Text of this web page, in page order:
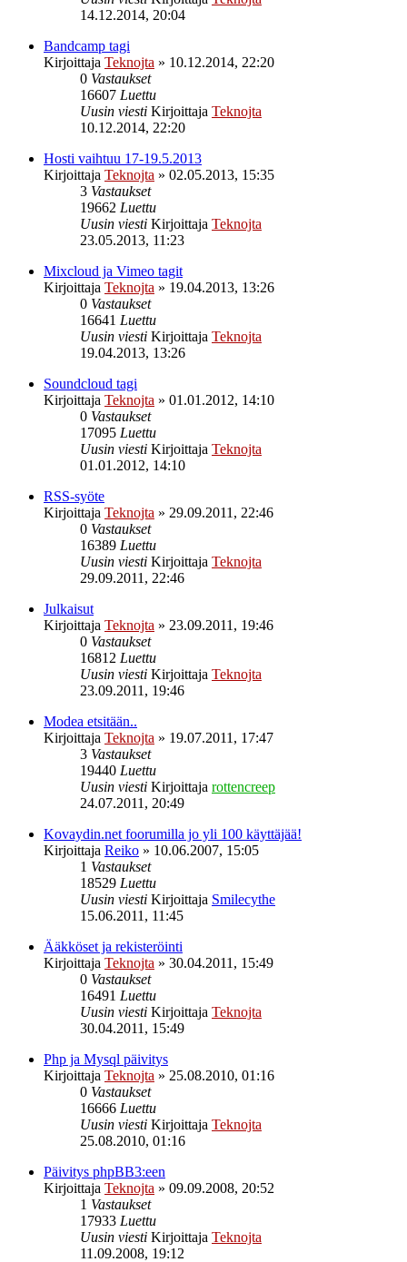
14.12.2014, 20:04
Bandcamp tagi
Kirjoittaja Teknojta » 10.12.2014, 22:20
0 Vastaukset
16607 Luettu
Uusin viesti Kirjoittaja Teknojta
10.12.2014, 22:20
Hosti vaihtuu 17-19.5.2013
Kirjoittaja Teknojta » 02.05.2013, 15:35
3 Vastaukset
19662 Luettu
Uusin viesti Kirjoittaja Teknojta
23.05.2013, 11:23
Mixcloud ja Vimeo tagit
Kirjoittaja Teknojta » 19.04.2013, 13:26
0 Vastaukset
16641 Luettu
Uusin viesti Kirjoittaja Teknojta
19.04.2013, 13:26
Soundcloud tagi
Kirjoittaja Teknojta » 01.01.2012, 14:10
0 Vastaukset
17095 Luettu
Uusin viesti Kirjoittaja Teknojta
01.01.2012, 14:10
RSS-syöte
Kirjoittaja Teknojta » 29.09.2011, 22:46
0 Vastaukset
16389 Luettu
Uusin viesti Kirjoittaja Teknojta
29.09.2011, 22:46
Julkaisut
Kirjoittaja Teknojta » 23.09.2011, 19:46
0 Vastaukset
16812 Luettu
Uusin viesti Kirjoittaja Teknojta
23.09.2011, 19:46
Modea etsitään..
Kirjoittaja Teknojta » 19.07.2011, 17:47
3 Vastaukset
19440 Luettu
Uusin viesti Kirjoittaja rottencreep
24.07.2011, 20:49
Kovaydin.net foorumilla jo yli 100 käyttäjää!
Kirjoittaja Reiko » 10.06.2007, 15:05
1 Vastaukset
18529 Luettu
Uusin viesti Kirjoittaja Smilecythe
15.06.2011, 11:45
Ääkköset ja rekisteröinti
Kirjoittaja Teknojta » 30.04.2011, 15:49
0 Vastaukset
16491 Luettu
Uusin viesti Kirjoittaja Teknojta
30.04.2011, 15:49
Php ja Mysql päivitys
Kirjoittaja Teknojta » 25.08.2010, 01:16
0 Vastaukset
16666 Luettu
Uusin viesti Kirjoittaja Teknojta
25.08.2010, 01:16
Päivitys phpBB3:een
Kirjoittaja Teknojta » 09.09.2008, 20:52
1 Vastaukset
17933 Luettu
Uusin viesti Kirjoittaja Teknojta
11.09.2008, 19:12